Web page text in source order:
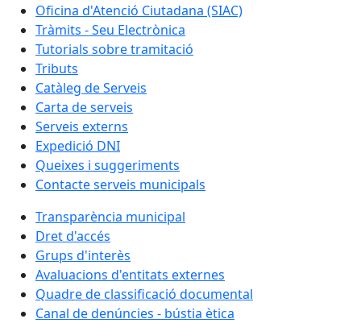
Oficina d'Atenció Ciutadana (SIAC)
Tràmits - Seu Electrònica
Tutorials sobre tramitació
Tributs
Catàleg de Serveis
Carta de serveis
Serveis externs
Expedició DNI
Queixes i suggeriments
Contacte serveis municipals
Transparència municipal
Dret d'accés
Grups d'interès
Avaluacions d'entitats externes
Quadre de classificació documental
Canal de denúncies - bústia ètica